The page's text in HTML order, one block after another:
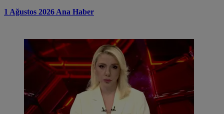
1 Ağustos 2026 Ana Haber